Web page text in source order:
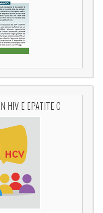
HIV E EPATITE C